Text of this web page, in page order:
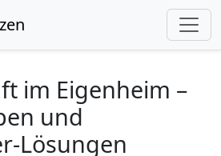
im Eigenheim –
und
Lösungen